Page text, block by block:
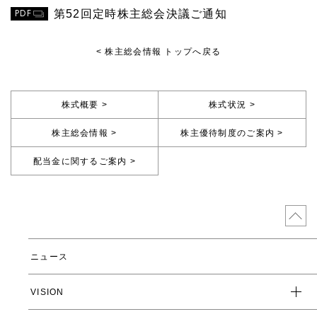
PDF 第52回定時株主総会決議ご通知
< 株主総会情報 トップへ戻る
株式概要 > 株式状況 >
株主総会情報 > 株主優待制度のご案内 >
配当金に関するご案内 >
ニュース
VISION